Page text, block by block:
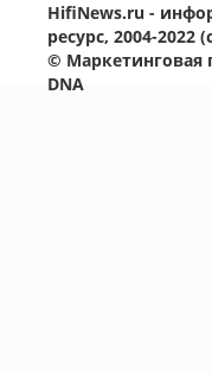
HifiNews.ru -
ресурс, 2004-2022
© Маркетинговая
DNA